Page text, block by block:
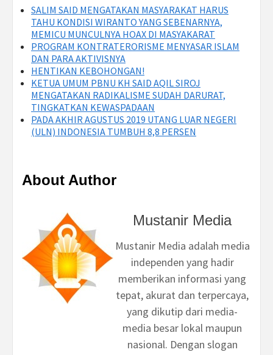
SALIM SAID MENGATAKAN MASYARAKAT HARUS
TAHU KONDISI WIRANTO YANG SEBENARNYA,
MEMICU MUNCULNYA HOAX DI MASYAKARAT
PROGRAM KONTRATERORISME MENYASAR ISLAM
DAN PARA AKTIVISNYA
HENTIKAN KEBOHONGAN!
KETUA UMUM PBNU KH SAID AQIL SIROJ
MENGATAKAN RADIKALISME SUDAH DARURAT,
TINGKATKAN KEWASPADAAN
PADA AKHIR AGUSTUS 2019 UTANG LUAR NEGERI
(ULN) INDONESIA TUMBUH 8,8 PERSEN
About Author
Mustanir Media
Mustanir Media adalah media
independen yang hadir
memberikan informasi yang
tepat, akurat dan terpercaya,
yang dikutip dari media-
media besar lokal maupun
nasional. Dengan slogan